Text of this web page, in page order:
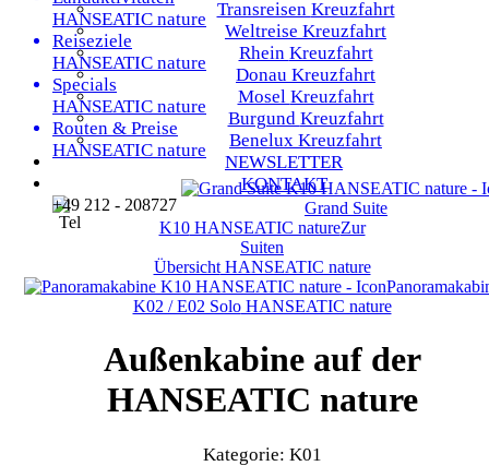
Transreisen Kreuzfahrt
Weltreise Kreuzfahrt
Rhein Kreuzfahrt
Donau Kreuzfahrt
Mosel Kreuzfahrt
Burgund Kreuzfahrt
Benelux Kreuzfahrt
NEWSLETTER
KONTAKT
+49 212 - 208727
HANSEATIC nature
Reiseziele
HANSEATIC nature
Specials
HANSEATIC nature
Routen & Preise
HANSEATIC nature
Grand Suite
K10HANSEATIC natureZur
Suiten
ÜbersichtHANSEATIC nature
K02 / E02 SoloHANSEATIC nature
Außenkabine auf der
HANSEATIC nature
Kategorie: K01